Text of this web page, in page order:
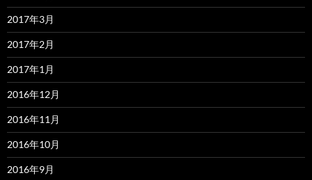
2017年3月
2017年2月
2017年1月
2016年12月
2016年11月
2016年10月
2016年9月